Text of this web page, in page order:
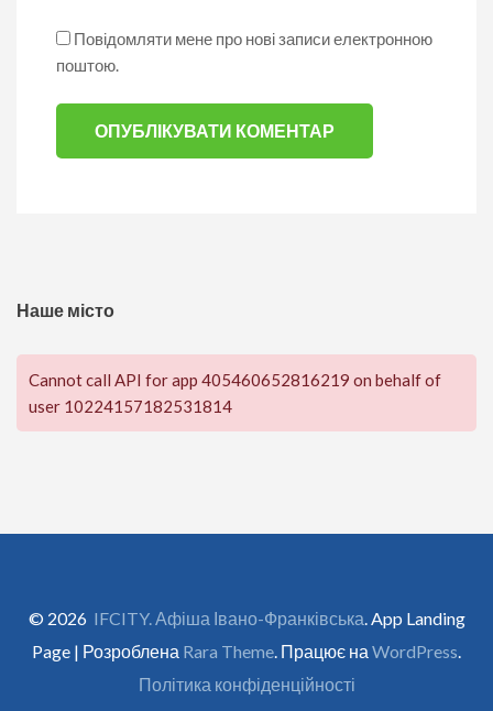
Повідомляти мене про нові записи електронною
поштою.
Наше місто
Cannot call API for app 405460652816219 on behalf of
user 10224157182531814
© 2026 IFCITY. Афіша Івано-Франківська . App Landing
Page | Розроблена Rara Theme . Працює на WordPress
Політика конфіденційності